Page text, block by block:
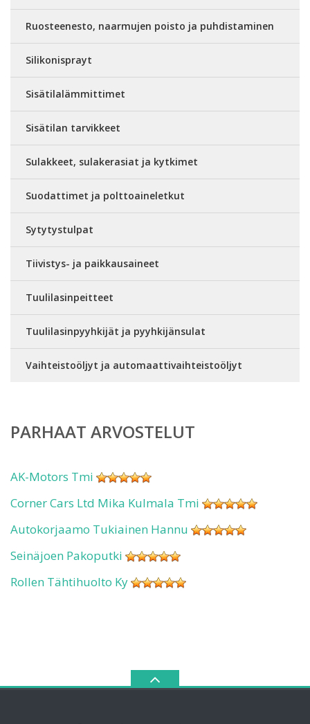
Ruosteenesto, naarmujen poisto ja puhdistaminen
Silikonisprayt
Sisätilalämmittimet
Sisätilan tarvikkeet
Sulakkeet, sulakerasiat ja kytkimet
Suodattimet ja polttoaineletkut
Sytytystulpat
Tiivistys- ja paikkausaineet
Tuulilasinpeitteet
Tuulilasinpyyhkijät ja pyyhkijänsulat
Vaihteistoöljyt ja automaattivaihteistoöljyt
PARHAAT ARVOSTELUT
AK-Motors Tmi
Corner Cars Ltd Mika Kulmala Tmi
Autokorjaamo Tukiainen Hannu
Seinäjoen Pakoputki
Rollen Tähtihuolto Ky